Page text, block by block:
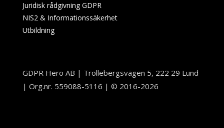
Juridisk rådgivning GDPR
NIS2 & Informationssäkerhet
Utbildning
GDPR Hero AB | Trollebergsvägen 5, 222 29 Lund
| Org.nr. 559088-5116 | © 2016-2026